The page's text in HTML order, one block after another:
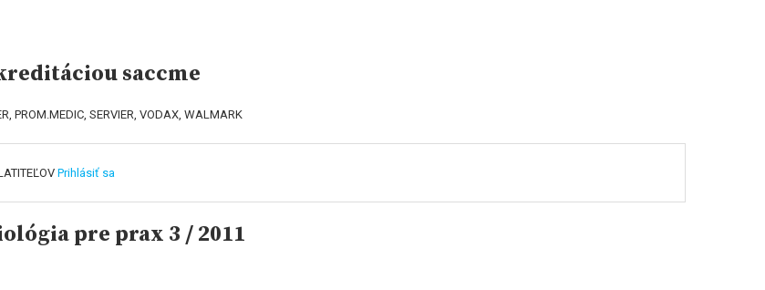
saccme
SERVIER, VODAX, WALMARK
Prihlásiť sa
pre prax 3 / 2011